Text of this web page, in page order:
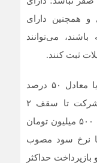
همچنین دارای
می‌توانند
ثبت کنند.
مبلغ این تسهیلات ۵۰۰ میلیون تومان یا معادل ۵۰ درصد
فروش اظهارنامه آخرین سال مالی شرکت تا سقف ۲
میلیارد تومان است که که نرخ تسهیلات ۵۰۰ میلیون تومان
با نرخ سود مصوب
حداکثر